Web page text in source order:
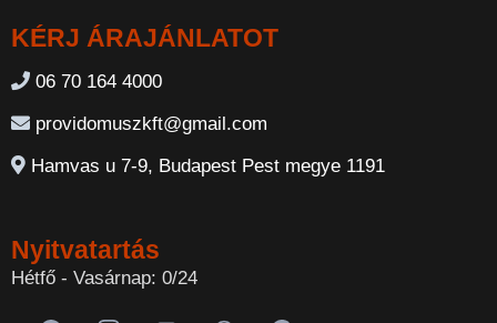
KÉRJ ÁRAJÁNLATOT
06 70 164 4000
providomuszkft@gmail.com
Hamvas u 7-9, Budapest Pest megye 1191
Nyitvatartás
Hétfő - Vasárnap: 0/24